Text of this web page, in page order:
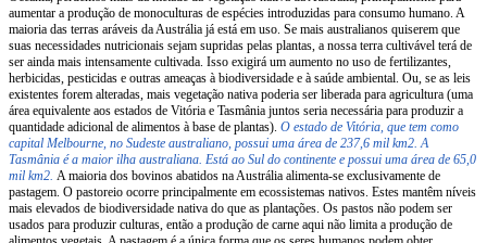
aumentar a produção de monoculturas de espécies introduzidas para consumo humano. A
maioria das terras aráveis da Austrália já está em uso. Se mais australianos quiserem que
suas necessidades nutricionais sejam supridas pelas plantas, a nossa terra cultivável terá de
ser ainda mais intensamente cultivada. Isso exigirá um aumento no uso de fertilizantes,
herbicidas, pesticidas e outras ameaças à biodiversidade e à saúde ambiental. Ou, se as leis
existentes forem alteradas, mais vegetação nativa poderia ser liberada para agricultura (uma
área equivalente aos estados de Vitória e Tasmânia juntos seria necessária para produzir a
quantidade adicional de alimentos à base de plantas). O estado de Vitória, que tem como
capital Melbourne, no Sudeste australiano, possui uma área de 237,6 mil km2. A
Tasmânia é a maior ilha australiana. Está ao Sul do continente e possui uma área de 65,0
mil km2. A maioria dos bovinos abatidos na Austrália alimenta-se exclusivamente de
pastagem. O pastoreio ocorre principalmente em ecossistemas nativos. Estes mantêm níveis
mais elevados de biodiversidade nativa do que as plantações. Os pastos não podem ser
usados para produzir culturas, então a produção de carne aqui não limita a produção de